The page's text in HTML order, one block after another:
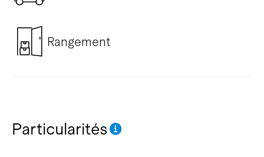
Rangement
Particularités